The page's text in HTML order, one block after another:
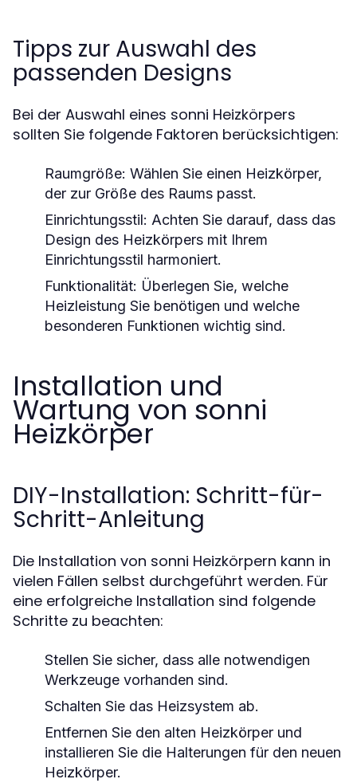
Tipps zur Auswahl des
passenden Designs
Bei der Auswahl eines sonni Heizkörpers
sollten Sie folgende Faktoren berücksichtigen:
Raumgröße: Wählen Sie einen Heizkörper,
der zur Größe des Raums passt.
Einrichtungsstil: Achten Sie darauf, dass das
Design des Heizkörpers mit Ihrem
Einrichtungsstil harmoniert.
Funktionalität: Überlegen Sie, welche
Heizleistung Sie benötigen und welche
besonderen Funktionen wichtig sind.
Installation und
Wartung von sonni
Heizkörper
DIY-Installation: Schritt-für-
Schritt-Anleitung
Die Installation von sonni Heizkörpern kann in
vielen Fällen selbst durchgeführt werden. Für
eine erfolgreiche Installation sind folgende
Schritte zu beachten:
Stellen Sie sicher, dass alle notwendigen
Werkzeuge vorhanden sind.
Schalten Sie das Heizsystem ab.
Entfernen Sie den alten Heizkörper und
installieren Sie die Halterungen für den neuen
Heizkörper.